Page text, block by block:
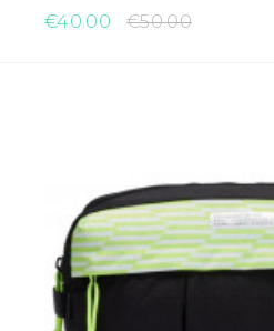
€40.00
€50.00